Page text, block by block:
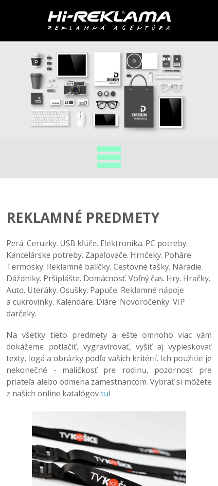
REKLAMNÉ PREDMETY
Perá. Ceruzky. USB kľúče. Elektronika. PC potreby.
Kancelárske potreby. Zapaľovače. Hrnčeky. Poháre.
Termosky. Reklamné balíčky. Cestovné tašky. Náradie.
Dáždniky. Pršiplášte. Domácnosť. Voľný čas. Hry. Hračky.
Auto. Uteráky. Osušky. Papuče. Reklamné nápoje
a cukrovinky. Kalendáre. Diáre. Novoročenky. VIP
darčeky.
Na všetky tieto predmety a ešte omnoho viac vám
dokážeme potlačiť, vygravírovať, vyšiť aj vypieskovať
texty, logá a obrázky podľa vašich kritérií. Ich použitie je
nekonečné - maličkosť pre rodinu, pozornosť pre
priateľa alebo odmena zamestnancom. Vybrať si môžete
z našich online katalógovtu!